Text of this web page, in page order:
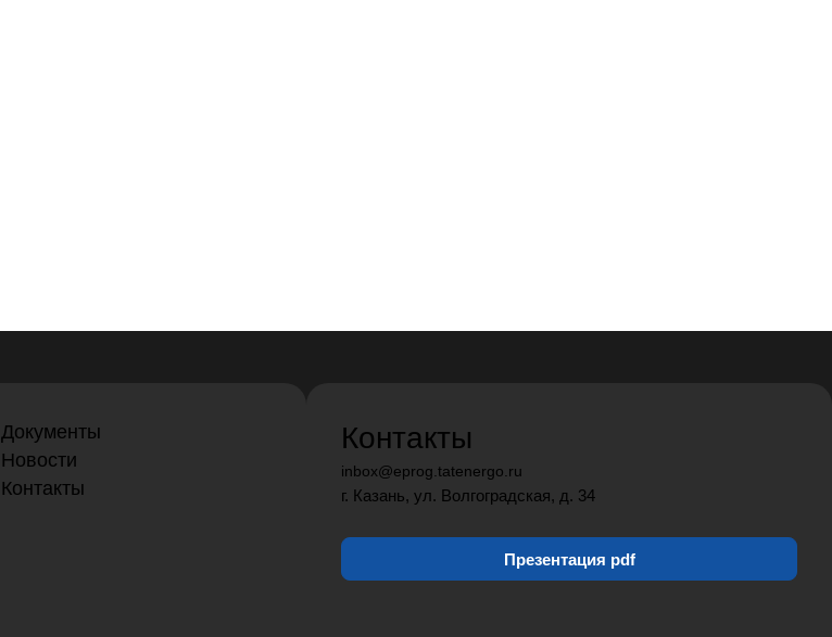
Документы
Новости
Контакты
Контакты
inbox@eprog.tatenergo.ru
г. Казань, ул. Волгоградская, д. 34
Презентация pdf